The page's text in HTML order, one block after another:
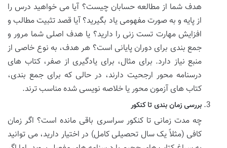
هدف شما از مطالعه حسابان چیست؟ آیا می خواهید درس را
از پایه و به صورت مفهومی یاد بگیرید؟ آیا قصد تثبیت مطالب و
افزایش مهارت تست زنی را دارید؟ یا هدف اصلی شما مرور و
جمع بندی برای دوران پایانی است؟ هر هدف، به نوع خاصی از
منبع نیاز دارد. برای مثال، برای یادگیری از صفر، کتاب های
درسنامه محور ارجحیت دارند، در حالی که برای جمع بندی،
کتاب های آزمون محور یا خلاصه نویسی شده مناسب ترند.
بررسی زمان بندی تا کنکور
چه مدت زمانی تا کنکور سراسری باقی مانده است؟ اگر زمان
کافی (مثلاً یک سال تحصیلی کامل) در اختیار دارید، می توانید